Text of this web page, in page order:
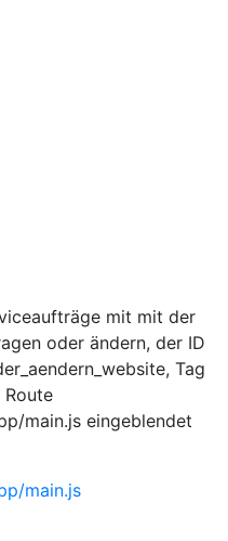
mit mit der
oder ändern, der ID
Tag
main.js eingeblendet
main.js